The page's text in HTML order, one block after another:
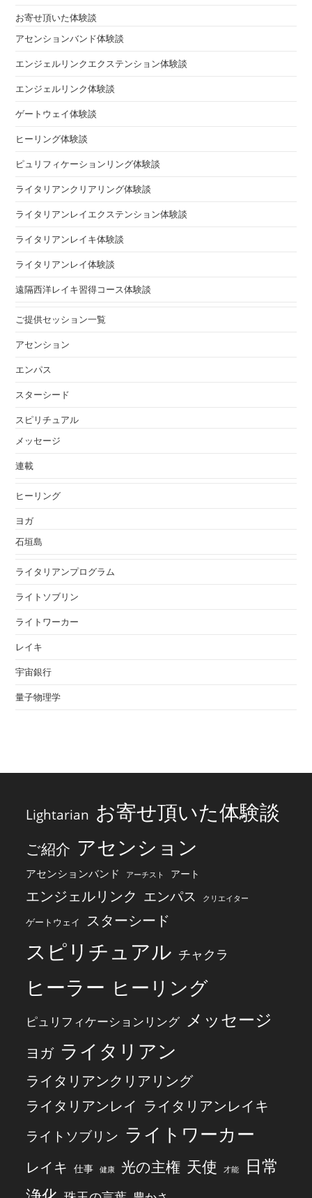
お寄せ頂いた体験談
アセンションバンド体験談
エンジェルリンクエクステンション体験談
エンジェルリンク体験談
ゲートウェイ体験談
ヒーリング体験談
ピュリフィケーションリング体験談
ライタリアンクリアリング体験談
ライタリアンレイエクステンション体験談
ライタリアンレイキ体験談
ライタリアンレイ体験談
遠隔西洋レイキ習得コース体験談
ご提供セッション一覧
アセンション
エンパス
スターシード
スピリチュアル
メッセージ
連載
ヒーリング
ヨガ
石垣島
ライタリアンプログラム
ライトソブリン
ライトワーカー
レイキ
宇宙銀行
量子物理学
Lightarian お寄せ頂いた体験談
ご紹介 アセンション
アセンションバンド アーチスト アート
エンジェルリンク エンパス クリエイター
ゲートウェイ スターシード
スピリチュアル チャクラ
ヒーラー ヒーリング
ピュリフィケーションリング メッセージ
ヨガ ライタリアン
ライタリアンクリアリング
ライタリアンレイ ライタリアンレイキ
ライトソブリン ライトワーカー
レイキ 仕事 健康 光の主権 天使 才能 日常